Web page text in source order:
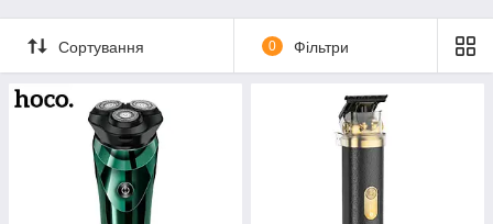
Сортування 0 Фільтри